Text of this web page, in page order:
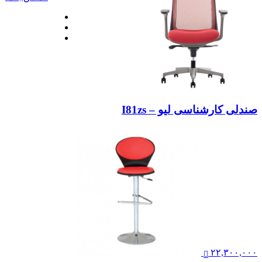
صندلی کارشناسی لیو – I81zs
۲۲,۳۰۰,۰۰۰